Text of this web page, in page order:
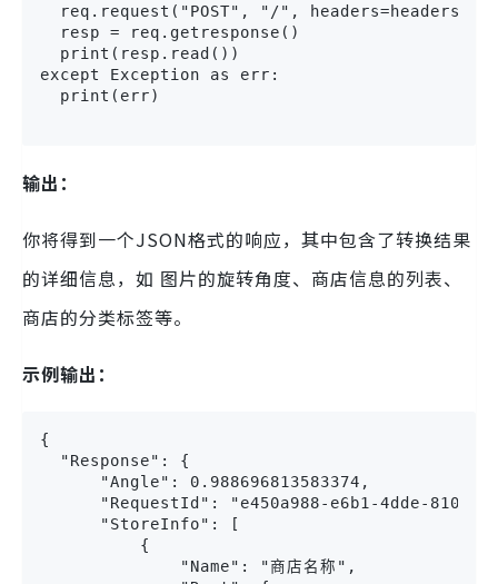
req.request("POST", "/", headers=headers,
resp = req.getresponse()
print(resp.read())
except Exception as err:
print(err)
输出：
你将得到一个JSON格式的响应，其中包含了转换结果
的详细信息，如 图片的旋转角度、商店信息的列表、
商店的分类标签等。
示例输出：
{
"Response": {
"Angle": 0.988696813583374,
"RequestId": "e450a988-e6b1-4dde-810c-
"StoreInfo": [
{
"Name": "商店名称",